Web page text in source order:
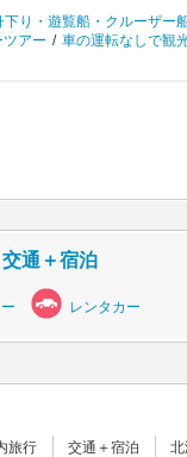
下り・遊覧船・クルーザー
ツアー / 車の運転なしで観
交通＋宿泊
レンタカー
旅行 交通＋宿泊